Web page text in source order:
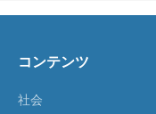
コンテンツ
社会